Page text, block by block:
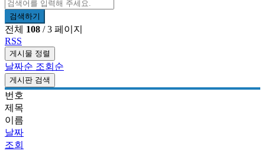
검색하기
전체 108 / 3 페이지
RSS
게시물 정렬
날짜순 조회순
게시판 검색
번호
제목
이름
날짜
조회